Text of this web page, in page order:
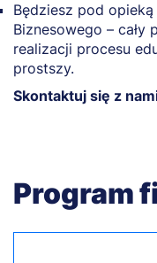
Będziesz pod
Biznesowego – cały
realizacji procesu
prostszy.
Skontaktuj się z
Program